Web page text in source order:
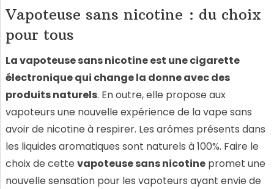
Vapoteuse sans nicotine : du choix
pour tous
La vapoteuse sans nicotine est une cigarette
électronique qui change la donne avec des
produits naturels. En outre, elle propose aux
vapoteurs une nouvelle expérience de la vape sans
avoir de nicotine à respirer. Les arômes présents dans
les liquides aromatiques sont naturels à 100%. Faire le
choix de cette vapoteuse sans nicotinepromet une
nouvelle sensation pour les vapoteurs ayant envie de